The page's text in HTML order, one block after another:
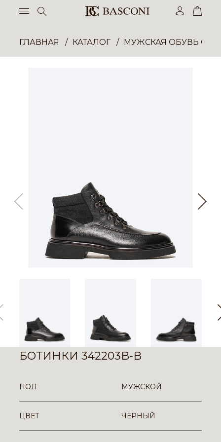
ГЛАВНАЯ КАТАЛОГ МУЖСКАЯ ОБУВЬ
БОТИНКИ 342203B-B
ПОЛ МУЖСКОЙ
ЦВЕТ ЧЕРНЫЙ